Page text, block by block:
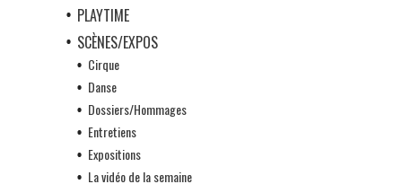
PLAYTIME
SCÈNES/EXPOS
Cirque
Danse
Dossiers/Hommages
Entretiens
Expositions
La vidéo de la semaine